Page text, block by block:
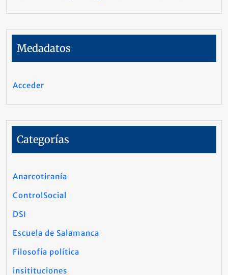
Medadatos
Acceder
Categorías
Anarcotiranía
ControlSocial
DSI
Escuela de Salamanca
Filosofía política
insitituciones